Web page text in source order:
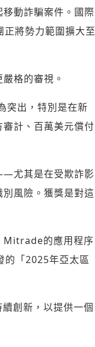
動詐騙案件。國際
將勢力範圍擴大至
格的審視。
突出，特別是在新
計、百萬美元償付
尤其是在受欺詐影
風險。獲獎是對這
Mitrade的應用程序
「2025年亞太區
創新，以提供一個